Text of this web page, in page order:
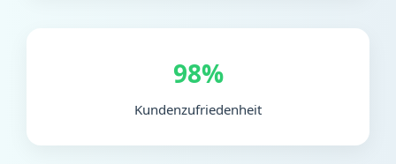
98%
Kundenzufriedenheit